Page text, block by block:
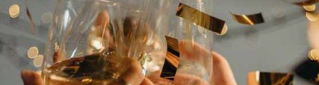
नागरिकांमध्ये
किटीचा
वाढता
कल